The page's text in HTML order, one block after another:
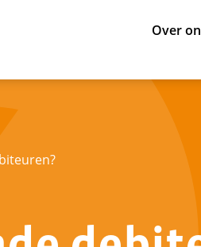
Over